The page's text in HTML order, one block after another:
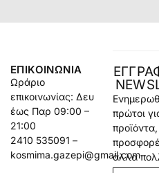
ΕΠΙΚΟΙΝΩΝΊΑ
Ωράριο
επικοινωνίας: Δευ
έως Παρ 09:00 –
21:00
2410 535091 –
kosmima.gazepi@gmail.com
πρώτοι
προϊόντα,
άλλα